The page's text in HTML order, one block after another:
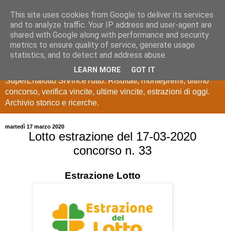
Estrazioni Lotto
SuperEnalotto
Ultime estrazioni di Lotto, SuperEnalotto, 10 e lotto,
SuperEnalotto SiVinceTutto. Risultati, montepremi, ultimo
concorso, verifica vincite, ultime vincite, estrazioni di oggi.
Archivio storico e ricerche.
martedì 17 marzo 2020
Lotto estrazione del 17-03-2020
concorso n. 33
Estrazione Lotto
This site uses cookies from Google to deliver its services
and to analyze traffic. Your IP address and user-agent are
shared with Google along with performance and security
metrics to ensure quality of service, generate usage
statistics, and to detect and address abuse.
LEARN MORE GOT IT